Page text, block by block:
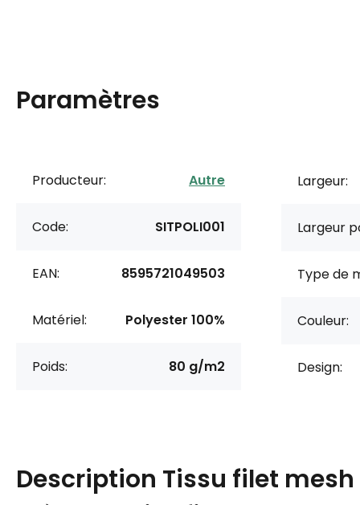
Paramètres
Producteur: Autre
Code: SITPOLI001
EAN: 8595721049503
Matériel: Polyester 100%
Poids: 80 g/m2
Largeur:
Largeur
Type de
Couleur:
Design:
Description Tissu filet